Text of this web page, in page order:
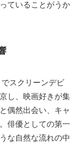
ていることがうか
スクリーンデビ
し、映画好きが集
偶然出会い、キャ
俳優としての第一
な自然な流れの中